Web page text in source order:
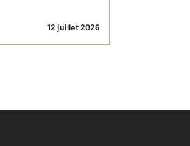
12 juillet 2026